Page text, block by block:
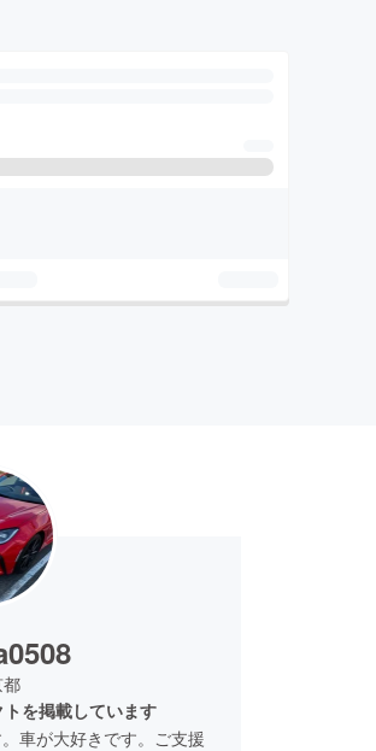
を掲載しています
車が大好きです。ご支援